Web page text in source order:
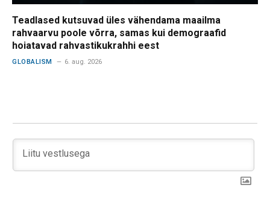
Teadlased kutsuvad üles vähendama maailma
rahvaarvu poole võrra, samas kui demograafid
hoiatavad rahvastikukrahhi eest
GLOBALISM 6. aug. 2026